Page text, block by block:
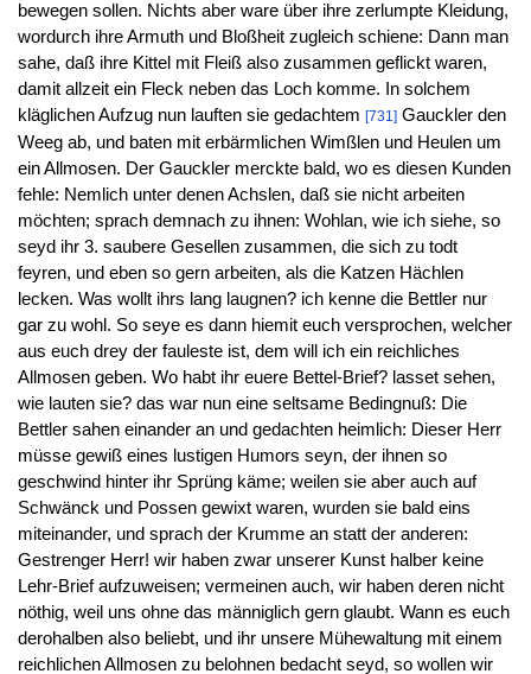
bewegen sollen. Nichts aber ware über ihre zerlumpte Kleidung,
wordurch ihre Armuth und Bloßheit zugleich schiene: Dann man
sahe, daß ihre Kittel mit Fleiß also zusammen geflickt waren,
damit allzeit ein Fleck neben das Loch komme. In solchem
kläglichen Aufzug nun lauften sie gedachtem [731]Gauckler den
Weeg ab, und baten mit erbärmlichen Wimßlen und Heulen um
ein Allmosen. Der Gauckler merckte bald, wo es diesen Kunden
fehle: Nemlich unter denen Achslen, daß sie nicht arbeiten
möchten; sprach demnach zu ihnen: Wohlan, wie ich siehe, so
seyd ihr 3. saubere Gesellen zusammen, die sich zu todt
feyren, und eben so gern arbeiten, als die Katzen Hächlen
lecken. Was wollt ihrs lang laugnen? ich kenne die Bettler nur
gar zu wohl. So seye es dann hiemit euch versprochen, welcher
aus euch drey der fauleste ist, dem will ich ein reichliches
Allmosen geben. Wo habt ihr euere Bettel-Brief? lasset sehen,
wie lauten sie? das war nun eine seltsame Bedingnuß: Die
Bettler sahen einander an und gedachten heimlich: Dieser Herr
müsse gewiß eines lustigen Humors seyn, der ihnen so
geschwind hinter ihr Sprüng käme; weilen sie aber auch auf
Schwänck und Possen gewixt waren, wurden sie bald eins
miteinander, und sprach der Krumme an statt der anderen:
Gestrenger Herr! wir haben zwar unserer Kunst halber keine
Lehr-Brief aufzuweisen; vermeinen auch, wir haben deren nicht
nöthig, weil uns ohne das männiglich gern glaubt. Wann es euch
derohalben also beliebt, und ihr unsere Mühewaltung mit einem
reichlichen Allmosen zu belohnen bedacht seyd, so wollen wir